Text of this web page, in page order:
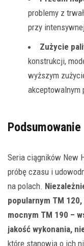
problemy z
przy
Zużycie
konstrukcji,
wyższym
akceptowalnym
Podsumowanie
Seria ciągników New
próbę czasu i
na polach.
popularnym TM
mocnym TM 190 –
jakość wykonania,
które stanowią o ich